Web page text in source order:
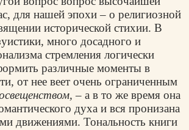
для нашей эпохи – о религиозной
исторической стихии. В
много досадного и
стремления логически
различные моменты в
от нее веет очень ограниченным
– а в то же время она
духа и вся пронизана
движениями. Тональность книги